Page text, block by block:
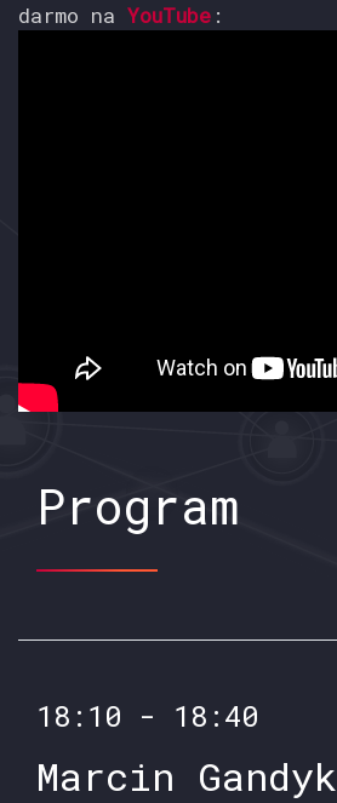
darmo na YouTube :
Program
18:10 - 18:40
Marcin Gandyk